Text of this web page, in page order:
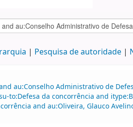
Pesquisa de autoridade
au:Conselho Administrativo de
to:Defesa da concorrência and
and au:Oliveira, Glauco